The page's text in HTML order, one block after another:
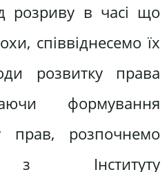
розриву в часі що
співвіднесемо їх
розвитку права
формування
прав, розпочнемо
з Інституту